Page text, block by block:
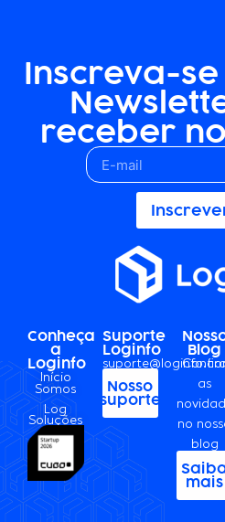
Inscreva-
receber
Conheça
a
Loginfo
Início
Somos
Log
Soluções
Suporte
Loginfo
Nosso
suporte
Blog
as
no
blog
mais